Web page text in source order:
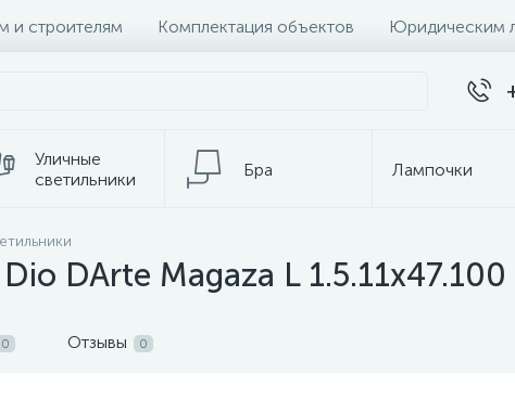
и строителям Комплектация объектов Юридическим
Уличные
светильники
Бра Лампочки
DArte Magaza L
0 Отзывы 0